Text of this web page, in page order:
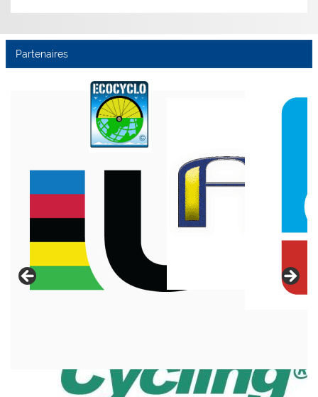
Partenaires